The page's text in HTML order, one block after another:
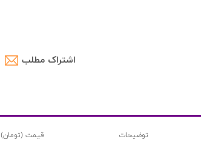
اشتراک مطلب
توضیحات قیمت (تومان)